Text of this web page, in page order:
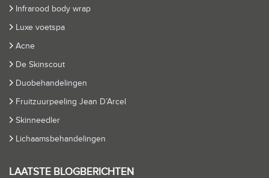
Infrarood body wrap
Luxe voetspa
Acne
De Skinscout
Duobehandelingen
Fruitzuurpeeling Jean D’Arcel
Skinneedler
Lichaamsbehandelingen
LAATSTE BLOGBERICHTEN